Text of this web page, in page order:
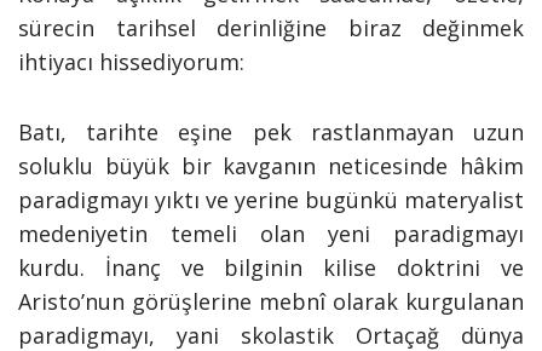
sürecin tarihsel derinliğine biraz değinmek
ihtiyacı hissediyorum:
Batı, tarihte eşine pek rastlanmayan uzun
soluklu büyük bir kavganın neticesinde hâkim
paradigmayı yıktı ve yerine bugünkü materyalist
medeniyetin temeli olan yeni paradigmayı
kurdu. İnanç ve bilginin kilise doktrini ve
Aristo’nun görüşlerine mebnî olarak kurgulanan
paradigmayı, yani skolastik Ortaçağ dünya